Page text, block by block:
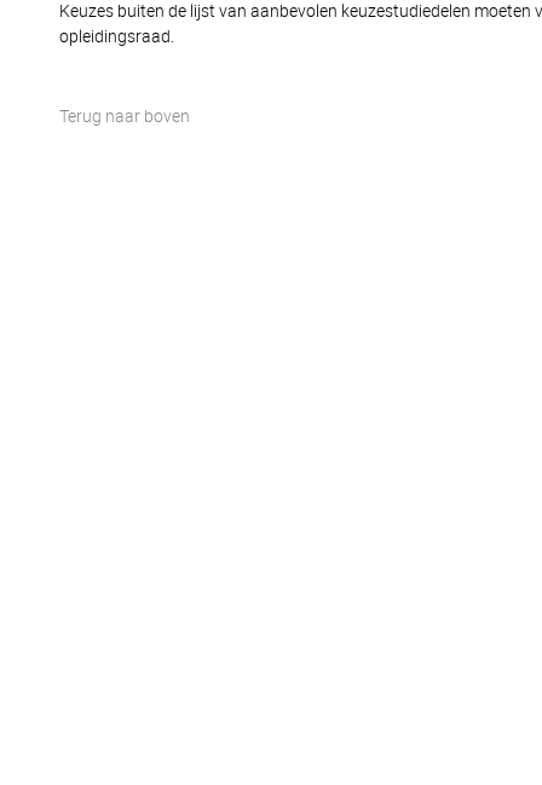
Keuzes buiten de lijst van aanbevolen keuzestudiedelen
opleidingsraad.
Terug naar boven